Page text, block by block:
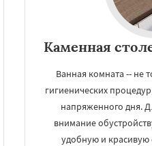
Каменная
Ванная комната -- не
гигиенических
напряженного дня.
внимание
удобную и красивую